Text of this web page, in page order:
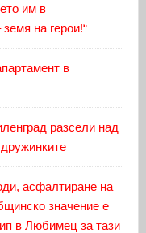
им в
на герои!“
в
разсели над
асфалтиране на
значение е
в Любимец за тази